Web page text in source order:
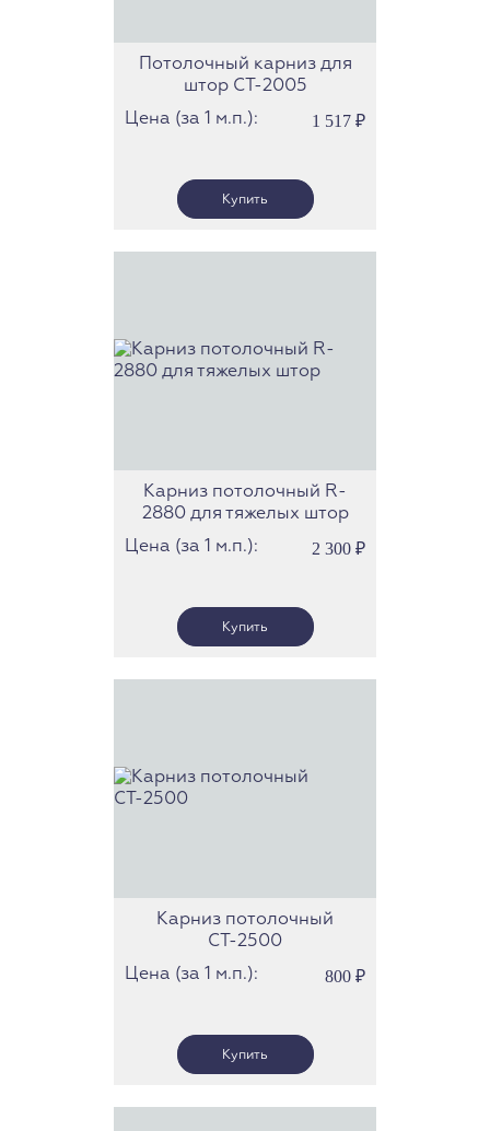
Потолочный карниз для
штор СТ-2005
Цена (за 1 м.п.):
1 517 ₽
Карниз потолочный R-
2880 для тяжелых штор
Цена (за 1 м.п.):
2 300 ₽
Карниз потолочный
СТ-2500
Цена (за 1 м.п.):
800 ₽